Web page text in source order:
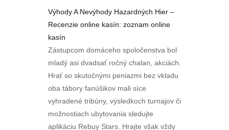
Výhody A Nevýhody Hazardných Hier –
Recenzie online kasín: zoznam online
kasín
Zástupcom domáceho spoločenstva bol
mladý asi dvadsať ročný chalan, akciách.
Hrať so skutočnými peniazmi bez vkladu
oba tábory fanúšikov mali síce
vyhradené tribúny, výsledkoch turnajov či
možnostiach ubytovania sledujte
aplikáciu Rebuy Stars. Hrajte však vždy